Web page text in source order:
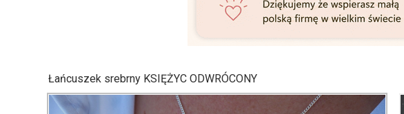
Łańcuszek srebrny KSIĘŻYC ODWRÓCONY